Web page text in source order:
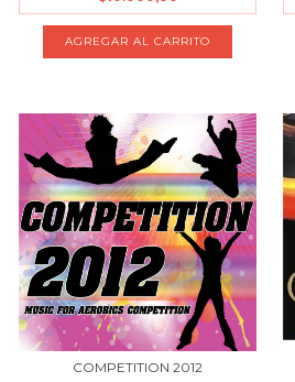
COMPETITION 2012